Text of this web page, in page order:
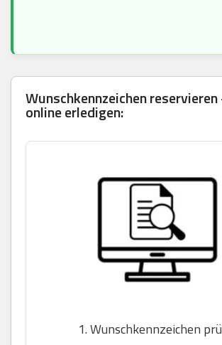
Wunschkennzeichen
online erledigen:
1. Wunschkennzeichen